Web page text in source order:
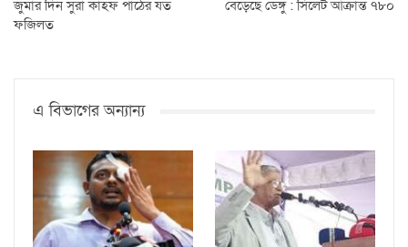
জুমার দিন সুরা কাহফ পাঠের যত
ফজিলত
বেড়েছে ডেঙ্গু : সিলেট আক্রান্ত ৭৮০
এ বিভাগের অন্যান্য